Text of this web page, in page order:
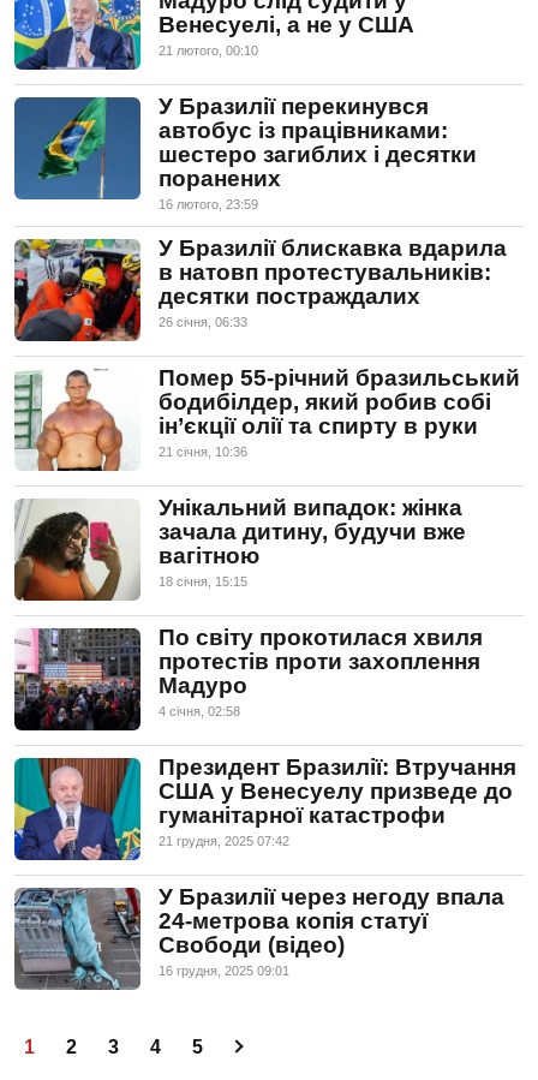
Венесуелі, а не у США
21 лютого, 00:10
У Бразилії перекинувся
автобус із працівниками:
шестеро загиблих і десятки
поранених
16 лютого, 23:59
У Бразилії блискавка вдарила
в натовп протестувальників:
десятки постраждалих
26 сiчня, 06:33
Помер 55-річний бразильський
бодибілдер, який робив собі
ін’єкції олії та спирту в руки
21 сiчня, 10:36
Унікальний випадок: жінка
зачала дитину, будучи вже
вагітною
18 сiчня, 15:15
По світу прокотилася хвиля
протестів проти захоплення
Мадуро
4 сiчня, 02:58
Президент Бразилії: Втручання
США у Венесуелу призведе до
гуманітарної катастрофи
21 грудня, 2025 07:42
У Бразилії через негоду впала
24-метрова копія статуї
Свободи (відео)
16 грудня, 2025 09:01
1 2 3 4 5